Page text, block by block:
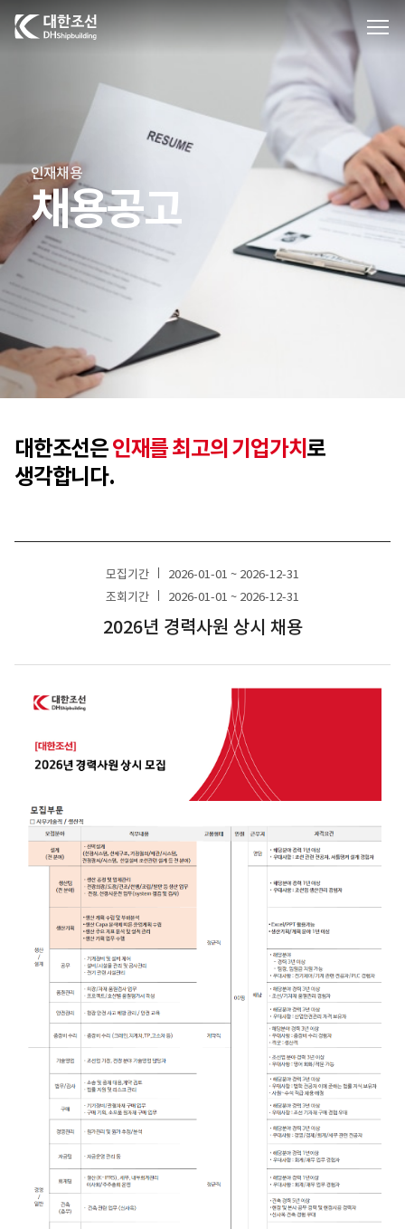
대한조선주식회사
인재채용
채용공고
대한조선은인재를 최고의 기업가치로
생각합니다.
모집기간
2026-01-01 ~ 2026-12-31
조회기간
2026-01-01 ~ 2026-12-31
2026년 경력사원 상시 채용